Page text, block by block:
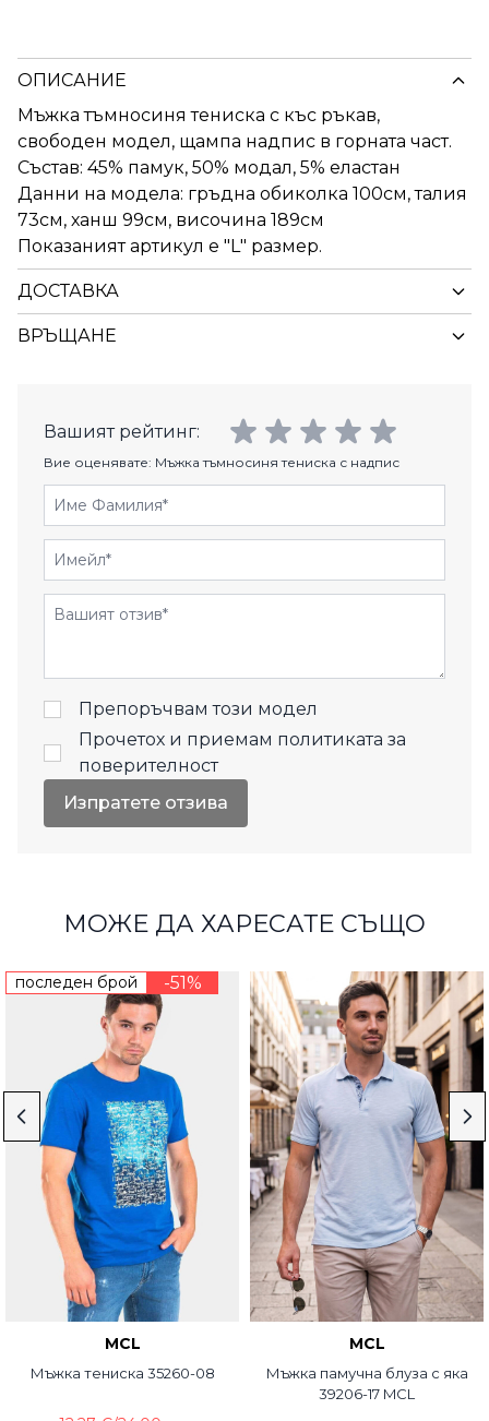
ОПИСАНИЕ
Мъжка тъмносиня тениска с къс ръкав,
свободен модел, щампа надпис в горната част.
Състав: 45% памук, 50% модал, 5% еластан
Данни на модела: гръдна обиколка 100см, талия
73см, ханш 99см, височина 189см
Показаният артикул е "L" размер.
ДОСТАВКА
ВРЪЩАНЕ
Вашият рейтинг:
Вие оценявате: Мъжка тъмносиня тениска с надпис
Име Фамилия
Имейл
Отзиви
Препоръчвам този модел
Прочетох и приемам политиката за
поверителност
Изпратете отзива
МОЖЕ ДА ХАРЕСАТЕ СЪЩО
последен брой -51%
MCL
Мъжка тениска 35260-08
MCL
Мъжка памучна блуза с яка
39206-17 MCL